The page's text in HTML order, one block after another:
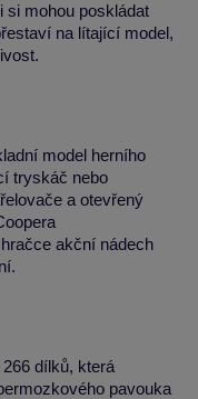
mohou poskládat
na lítající model,
model herního
tryskáč nebo
a otevřený
akční nádech
dílků, která
pavouka